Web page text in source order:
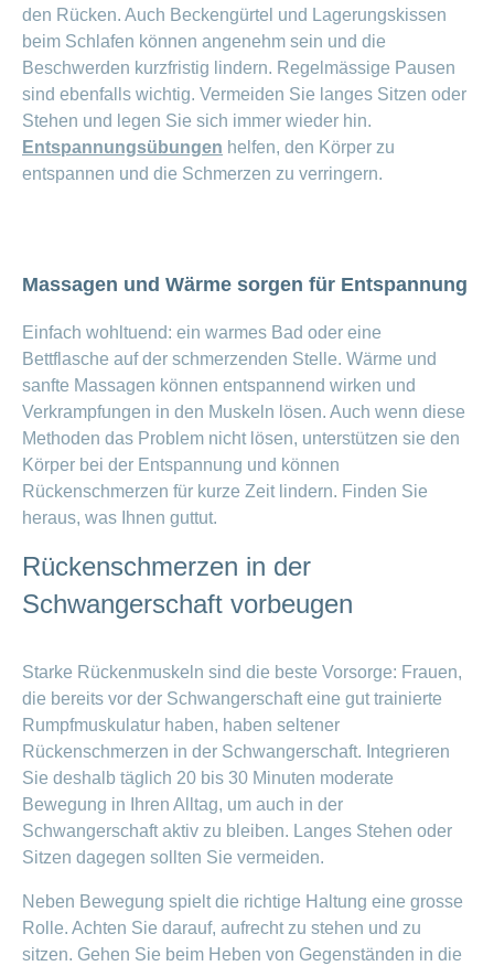
den Rücken. Auch Beckengürtel und Lagerungskissen
beim Schlafen können angenehm sein und die
Beschwerden kurzfristig lindern. Regelmässige Pausen
sind ebenfalls wichtig. Vermeiden Sie langes Sitzen oder
Stehen und legen Sie sich immer wieder hin.
Entspannungsübungen helfen, den Körper zu
entspannen und die Schmerzen zu verringern.
Massagen und Wärme sorgen für Entspannung
Einfach wohltuend: ein warmes Bad oder eine
Bettflasche auf der schmerzenden Stelle. Wärme und
sanfte Massagen können entspannend wirken und
Verkrampfungen in den Muskeln lösen. Auch wenn diese
Methoden das Problem nicht lösen, unterstützen sie den
Körper bei der Entspannung und können
Rückenschmerzen für kurze Zeit lindern. Finden Sie
heraus, was Ihnen guttut.
Rückenschmerzen in der
Schwangerschaft vorbeugen
Starke Rückenmuskeln sind die beste Vorsorge: Frauen,
die bereits vor der Schwangerschaft eine gut trainierte
Rumpfmuskulatur haben, haben seltener
Rückenschmerzen in der Schwangerschaft. Integrieren
Sie deshalb täglich 20 bis 30 Minuten moderate
Bewegung in Ihren Alltag, um auch in der
Schwangerschaft aktiv zu bleiben. Langes Stehen oder
Sitzen dagegen sollten Sie vermeiden.
Neben Bewegung spielt die richtige Haltung eine grosse
Rolle. Achten Sie darauf, aufrecht zu stehen und zu
sitzen. Gehen Sie beim Heben von Gegenständen in die